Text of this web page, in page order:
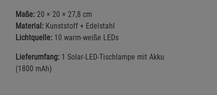
Maße: 20 × 20 × 27,8 cm
Material: Kunststoff + Edelstahl
Lichtquelle: 10 warm-weiße LEDs
Lieferumfang: 1 Solar-LED-Tischlampe mit Akku
(1800 mAh)